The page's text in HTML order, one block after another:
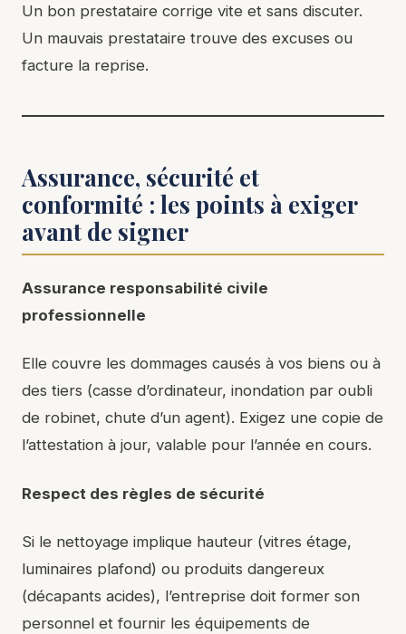
Un bon prestataire corrige vite et sans discuter.
Un mauvais prestataire trouve des excuses ou
facture la reprise.
Assurance, sécurité et
conformité : les points à exiger
avant de signer
Assurance responsabilité civile
professionnelle
Elle couvre les dommages causés à vos biens ou à
des tiers (casse d’ordinateur, inondation par oubli
de robinet, chute d’un agent). Exigez une copie de
l’attestation à jour, valable pour l’année en cours.
Respect des règles de sécurité
Si le nettoyage implique hauteur (vitres étage,
luminaires plafond) ou produits dangereux
(décapants acides), l’entreprise doit former son
personnel et fournir les équipements de